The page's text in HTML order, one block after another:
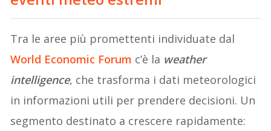
Tra le aree più promettenti individuate dal
World Economic Forum c’è la weather
intelligence, che trasforma i dati meteorologici
in informazioni utili per prendere decisioni. Un
segmento destinato a crescere rapidamente: